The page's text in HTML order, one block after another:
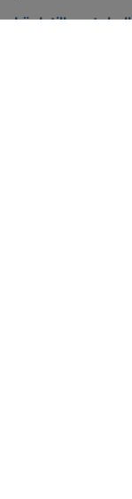
Länk till protokoll